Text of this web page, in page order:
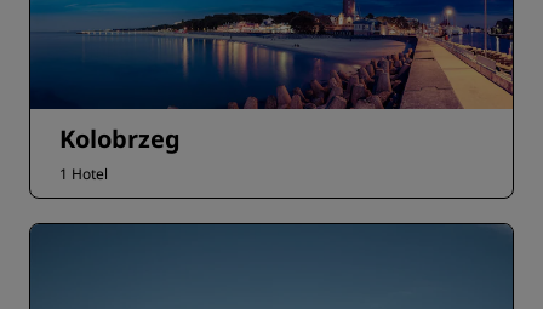
Kolobrzeg
1 Hotel